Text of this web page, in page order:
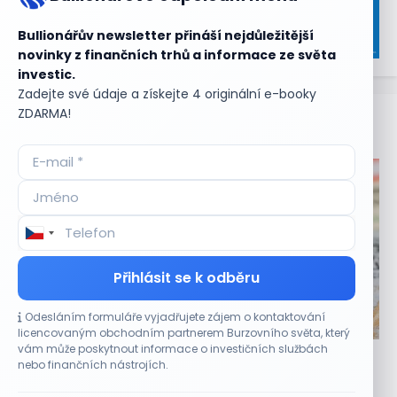
Bullionářův newsletter přináší nejdůležitější
novinky z finančních trhů a informace ze světa
investic.
Zadejte své údaje a získejte 4 originální e-booky
ZDARMA!
Přihlásit se k odběru
Odesláním formuláře vyjadřujete zájem o kontaktování
licencovaným obchodním partnerem Burzovního světa, který
vám může poskytnout informace o investičních službách
nebo finančních nástrojích.
Aktuální
CO HÝBE TRHEM
Optimismus investorů podle Bank of America
dosáhl maxima od roku 2021